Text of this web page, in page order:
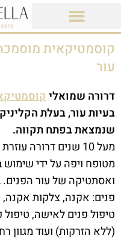
קוסמטיקאית
עור
דרורה שמואלי
בעיות עור, בעלת
שנמצאת בפתח תקווה.
מעל 10 שנים דרורה
מטופח ויפה על ידי
ואסתטיקה של עור הפנים.
פנים: אקנה, צלקות אקנה,
טיפול פנים לאישה, טיפול
(ללא הזרקות) ועוד מגוון